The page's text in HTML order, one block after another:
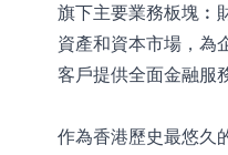
旗下主要業務板塊︰
資產和資本市場，為
客戶提供全面金融服
作為香港歷史最悠久